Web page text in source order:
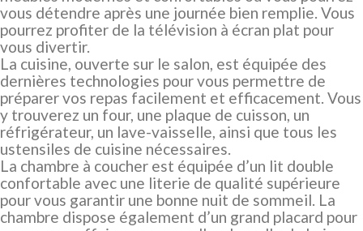
vous détendre après une journée bien remplie. Vous
pourrez profiter de la télévision à écran plat pour
vous divertir.
La cuisine, ouverte sur le salon, est équipée des
dernières technologies pour vous permettre de
préparer vos repas facilement et efficacement. Vous
y trouverez un four, une plaque de cuisson, un
réfrigérateur, un lave-vaisselle, ainsi que tous les
ustensiles de cuisine nécessaires.
La chambre à coucher est équipée d’un lit double
confortable avec une literie de qualité supérieure
pour vous garantir une bonne nuit de sommeil. La
chambre dispose également d’un grand placard pour